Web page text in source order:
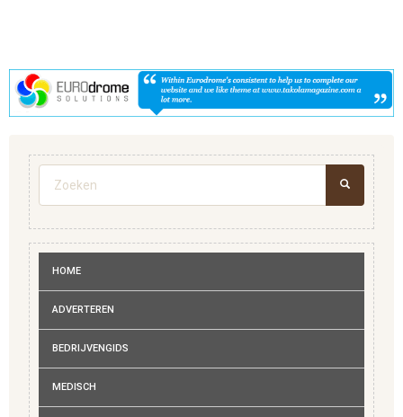
Zoekveld
HOME
ADVERTEREN
BEDRIJVENGIDS
MEDISCH